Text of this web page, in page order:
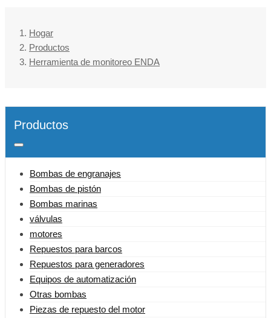
Hogar
Productos
Herramienta de monitoreo ENDA
Productos
Bombas de engranajes
Bombas de pistón
Bombas marinas
válvulas
motores
Repuestos para barcos
Repuestos para generadores
Equipos de automatización
Otras bombas
Piezas de repuesto del motor